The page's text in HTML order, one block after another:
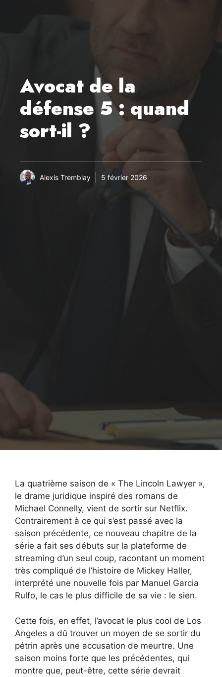
Avocat de la
défense 5 : quand
sort-il ?
Alexis Tremblay 5 février 2026
La quatrième saison de « The Lincoln Lawyer »,
le drame juridique inspiré des romans de
Michael Connelly, vient de sortir sur Netflix.
Contrairement à ce qui s’est passé avec la
saison précédente, ce nouveau chapitre de la
série a fait ses débuts sur la plateforme de
streaming d’un seul coup, racontant un moment
très compliqué de l’histoire de Mickey Haller,
interprété une nouvelle fois par Manuel Garcia
Rulfo, le cas le plus difficile de sa vie : le sien.
Cette fois, en effet, l’avocat le plus cool de Los
Angeles a dû trouver un moyen de se sortir du
pétrin après une accusation de meurtre. Une
saison moins forte que les précédentes, qui
montre que, peut-être, cette série devrait